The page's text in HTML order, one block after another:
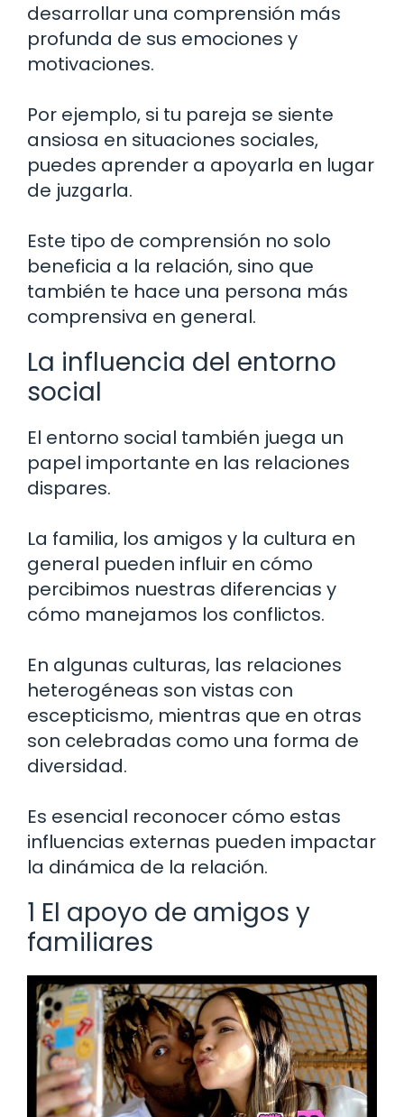
desarrollar una comprensión más
profunda de sus emociones y
motivaciones.
Por ejemplo, si tu pareja se siente
ansiosa en situaciones sociales,
puedes aprender a apoyarla en lugar
de juzgarla.
Este tipo de comprensión no solo
beneficia a la relación, sino que
también te hace una persona más
comprensiva en general.
La influencia del entorno
social
El entorno social también juega un
papel importante en las relaciones
dispares.
La familia, los amigos y la cultura en
general pueden influir en cómo
percibimos nuestras diferencias y
cómo manejamos los conflictos.
En algunas culturas, las relaciones
heterogéneas son vistas con
escepticismo, mientras que en otras
son celebradas como una forma de
diversidad.
Es esencial reconocer cómo estas
influencias externas pueden impactar
la dinámica de la relación.
1 El apoyo de amigos y
familiares